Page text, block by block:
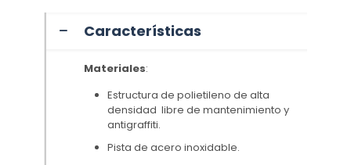
Características
Materiales:
Estructura de polietileno de alta
densidad libre de mantenimiento y
antigraffiti.
Pista de acero inoxidable.